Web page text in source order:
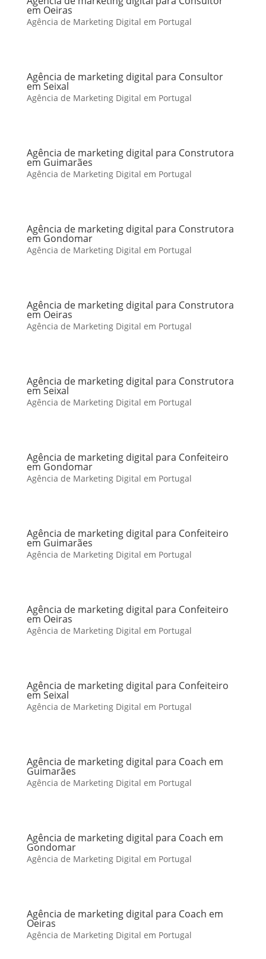
em Oeiras
Agência de Marketing Digital em Portugal
Agência de marketing digital para Consultor
em Seixal
Agência de Marketing Digital em Portugal
Agência de marketing digital para Construtora
em Guimarães
Agência de Marketing Digital em Portugal
Agência de marketing digital para Construtora
em Gondomar
Agência de Marketing Digital em Portugal
Agência de marketing digital para Construtora
em Oeiras
Agência de Marketing Digital em Portugal
Agência de marketing digital para Construtora
em Seixal
Agência de Marketing Digital em Portugal
Agência de marketing digital para Confeiteiro
em Gondomar
Agência de Marketing Digital em Portugal
Agência de marketing digital para Confeiteiro
em Guimarães
Agência de Marketing Digital em Portugal
Agência de marketing digital para Confeiteiro
em Oeiras
Agência de Marketing Digital em Portugal
Agência de marketing digital para Confeiteiro
em Seixal
Agência de Marketing Digital em Portugal
Agência de marketing digital para Coach em
Guimarães
Agência de Marketing Digital em Portugal
Agência de marketing digital para Coach em
Gondomar
Agência de Marketing Digital em Portugal
Agência de marketing digital para Coach em
Oeiras
Agência de Marketing Digital em Portugal